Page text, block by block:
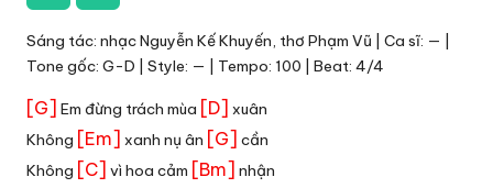
Sáng tác: nhạc Nguyễn Kế Khuyến, thơ Phạm Vũ | Ca sĩ: — |
Tone gốc: G-D | Style: — | Tempo: 100 | Beat: 4/4
[G] Em đừng trách mùa [D] xuân
Không [Em] xanh nụ ân [G] cần
Không [C] vì hoa cảm [Bm] nhận